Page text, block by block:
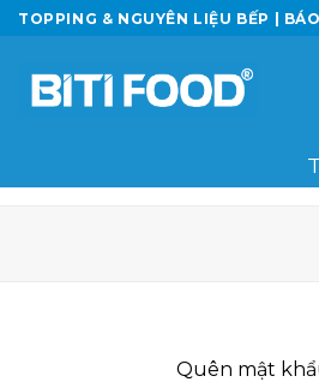
Chuyển
đến
dung
TOPPING & NGUYÊN LIỆU BẾP |
Quên mật